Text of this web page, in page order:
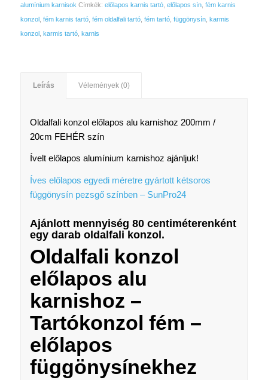
alumínium karnisok Címkék: előlapos karnis tartó, előlapos sín, fém karnis
konzol, fém karnis tartó, fém oldalfali tartó, fém tartó, függönysín, karmis
konzol, karmis tartó, karnis
Leírás Vélemények (0)
Oldalfali konzol előlapos alu karnishoz 200mm /
20cm FEHÉR szín
Ívelt előlapos alumínium karnishoz ajánljuk!
Íves előlapos egyedi méretre gyártott kétsoros
függönysín pezsgő színben – SunPro24
Ajánlott mennyiség 80 centiméterenként
egy darab oldalfali konzol.
Oldalfali konzol
előlapos alu
karnishoz –
Tartókonzol fém –
előlapos
függönysínekhez